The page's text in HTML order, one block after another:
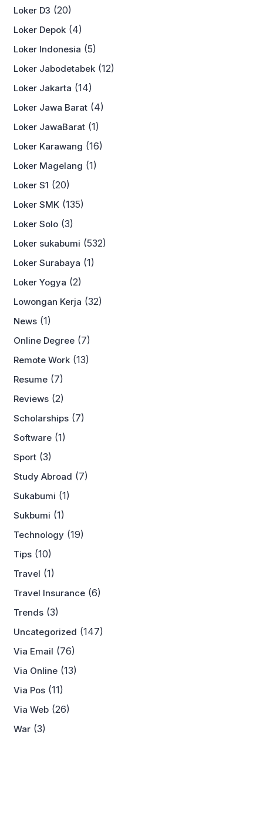
Loker D3 (20)
Loker Depok (4)
Loker Indonesia (5)
Loker Jabodetabek (12)
Loker Jakarta (14)
Loker Jawa Barat (4)
Loker JawaBarat (1)
Loker Karawang (16)
Loker Magelang (1)
Loker S1 (20)
Loker SMK (135)
Loker Solo (3)
Loker sukabumi (532)
Loker Surabaya (1)
Loker Yogya (2)
Lowongan Kerja (32)
News (1)
Online Degree (7)
Remote Work (13)
Resume (7)
Reviews (2)
Scholarships (7)
Software (1)
Sport (3)
Study Abroad (7)
Sukabumi (1)
Sukbumi (1)
Technology (19)
Tips (10)
Travel (1)
Travel Insurance (6)
Trends (3)
Uncategorized (147)
Via Email (76)
Via Online (13)
Via Pos (11)
Via Web (26)
War (3)